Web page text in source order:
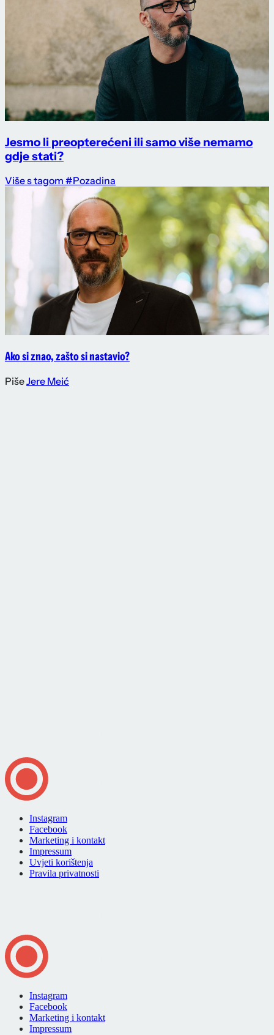
Jesmo li preopterećeni ili samo više nemamo
gdje stati?
Više s tagom #Pozadina
Ako si znao, zašto si nastavio?
PišeJere Meić
Instagram
Facebook
Marketing i kontakt
Impressum
Uvjeti korištenja
Pravila privatnosti
Instagram
Facebook
Marketing i kontakt
Impressum